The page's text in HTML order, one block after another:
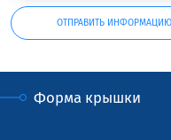
ОТПРАВИТЬ
Форма крышки